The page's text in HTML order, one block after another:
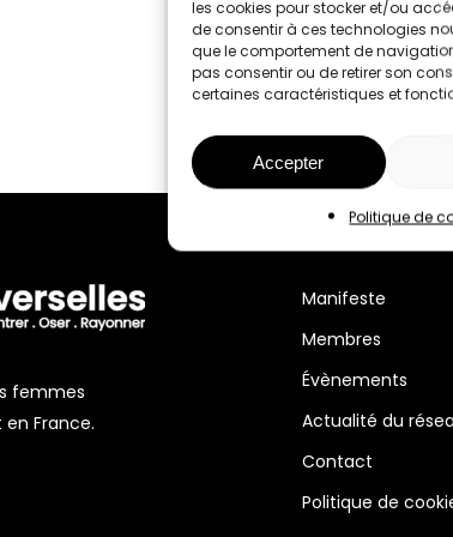
les cookies pour stocker et/ou
de consentir à ces technologies
que le comportement de
pas consentir ou de retirer son
certaines caractéristiques et
Accepter
Politique de
femmes
France.
Manifeste
Membres
Évènements
Actualité du
Contact
Politique de